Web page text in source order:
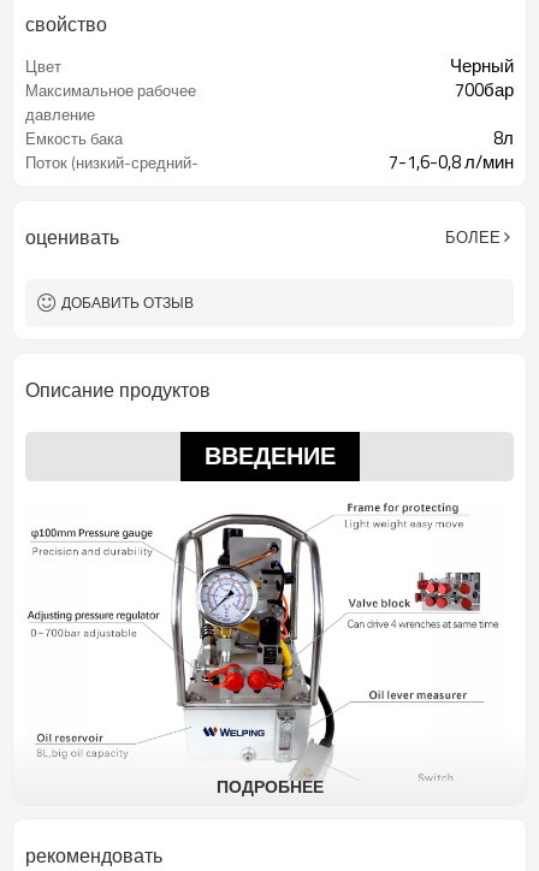
свойство
Цвет Черный
Максимальное рабочее
давление
700бар
Емкость бака 8л
Поток (низкий-средний-
7-1,6-0,8 л/мин
оценивать БОЛЕЕ
ДОБАВИТЬ ОТЗЫВ
Описание продуктов
ВВЕДЕНИЕ
ПОДРОБНОСТИ
ПОДРОБНЕЕ
рекомендовать